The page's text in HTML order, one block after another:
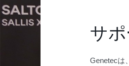
サ
Genetecは